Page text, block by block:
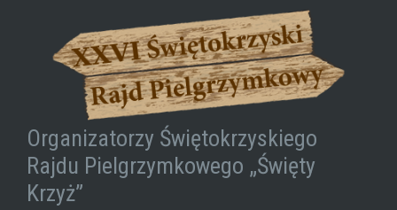
Organizatorzy Świętokrzyskiego
Rajdu Pielgrzymkowego „Święty
Krzyż”